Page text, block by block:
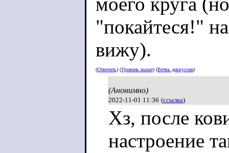
"покайтеся!"
вижу).
(Ответить) (Уровень выше) (Ветвь дискуссии)
(Анонимно)
2022-11-01 11:36 (ссылка)
Хз, после
настроение